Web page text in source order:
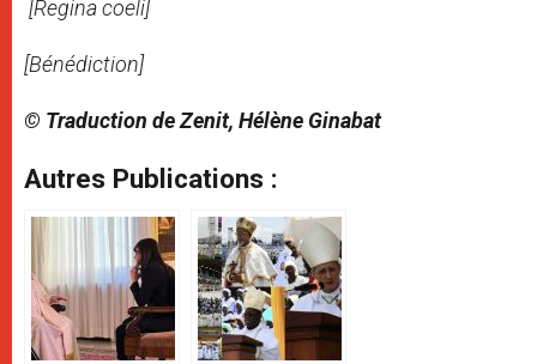
[Regina coeli]
[Bénédiction]
© Traduction de Zenit, Hélène Ginabat
Autres Publications :